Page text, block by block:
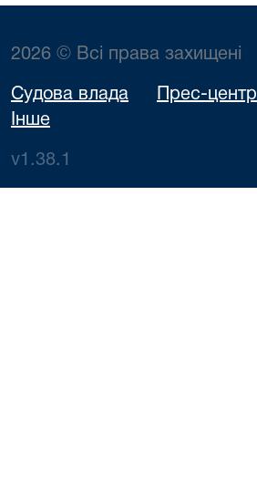
2026 © Всі права захищені
Судова влада Прес-центр
Інше
v1.38.1